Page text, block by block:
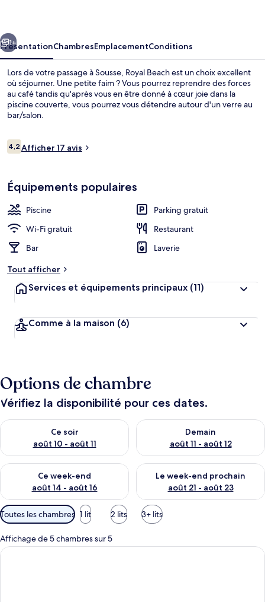
Suivant
1+
PrésentationChambresEmplacementConditions
Lors de votre passage à Sousse, Royal Beach est un choix excellent
où séjourner. Une petite faim ? Vous pourrez reprendre des forces
au café tandis qu'après vous en être donné à cœur joie dans la
piscine couverte, vous pourrez vous détendre autour d'un verre au
bar/salon.
Avis
voyageurs
4,24,2 sur 10
Afficher 17 avis
Équipements populaires
Piscine
Parking gratuit
Wi-Fi gratuit
Restaurant
Bar
Laverie
Tout afficher
Services et équipements principaux (11)
Comme à la maison (6)
Options de chambre
Vérifiez la disponibilité pour ces dates.
Ce soir
août 10 - août 11
Vérifier la disponibilité pour ce soir août 10 - août 11
Demain
août 11 - août 12
Vérifier la disponibilité pour
Ce week-end
août 14 - août 16
Vérifier la disponibilité pour ce week-end août 14 - août 16
Le week-end prochain
août 21 - août 23
Vérifier la disponibilité pour
Filtres
disponibles
pour
les
Toutes les chambres 1 lit 2 lits 3+ lits
Affichage de 5 chambres sur 5